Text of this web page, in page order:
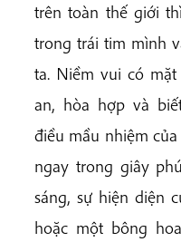
trên toàn thế giới
trong trái tim mình
ta. Niềm vui có
an, hòa hợp và
điều mầu nhiệm
ngay trong giây
sáng, sự hiện diện
hoặc một bông